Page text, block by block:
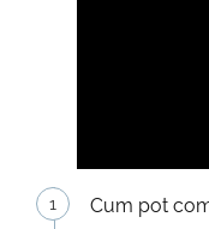
Cum pot